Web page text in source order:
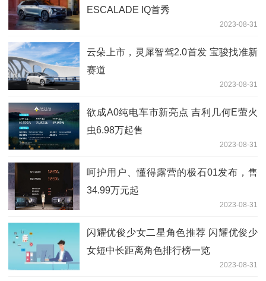
ESCALADE IQ首秀
2023-08-31
云朵上市，灵犀智驾2.0首发 宝骏找准新
赛道
2023-08-31
欲成A0纯电车市新亮点 吉利几何E萤火
虫6.98万起售
2023-08-31
呵护用户、懂得露营的极石01发布，售
34.99万元起
2023-08-31
闪耀优俊少女二星角色推荐 闪耀优俊少
女短中长距离角色排行榜一览
2023-08-31